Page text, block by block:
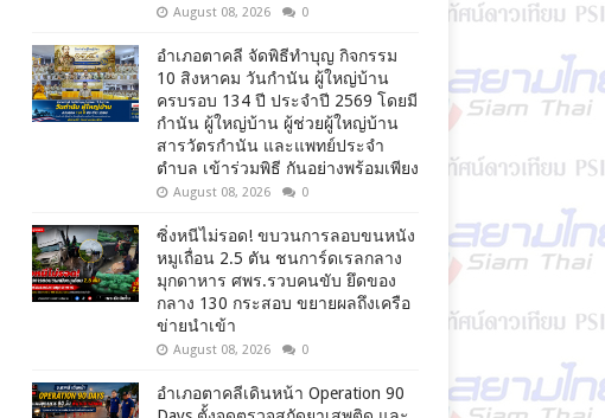
August 08, 2026 0
อำเภอตาคลี จัดพิธีทำบุญ กิจกรรม
10 สิงหาคม วันกำนัน ผู้ใหญ่บ้าน
ครบรอบ 134 ปี ประจำปี 2569 โดยมี
กำนัน ผู้ใหญ่บ้าน ผู้ช่วยผู้ใหญ่บ้าน
สารวัตรกำนัน และแพทย์ประจำ
ตำบล เข้าร่วมพิธี กันอย่างพร้อมเพียง
August 08, 2026 0
ซิ่งหนีไม่รอด! ขบวนการลอบขนหนัง
หมูเถื่อน 2.5 ตัน ชนการ์ดเรลกลาง
มุกดาหาร ศพร.รวบคนขับ ยึดของ
กลาง 130 กระสอบ ขยายผลถึงเครือ
ข่ายนำเข้า
August 08, 2026 0
อำเภอตาคลีเดินหน้า Operation 90